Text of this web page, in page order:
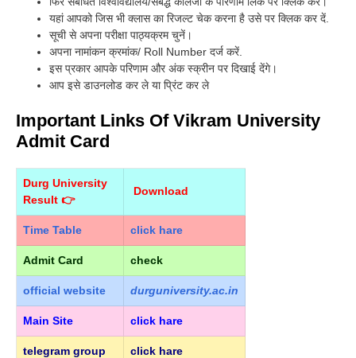
यहां आपको जिस भी क्लास का रिजल्ट चेक करना है उसे पर क्लिक कर दें.
सूची से अपना परीक्षा पाठ्यक्रम चुनें।
अपना नामांकन क्रमांक/ Roll Number दर्ज करें.
इस प्रकार आपके परिणाम और अंक स्क्रीन पर दिखाई देंगे।
आप इसे डाउनलोड कर ले या प्रिंट कर ले
Important Links Of Vikram University
Admit Card
Durg University
Result 👉
Download
Time Table click hare
Admit Card check
official website durguniversity.ac.in
Main Site click hare
telegram group click hare